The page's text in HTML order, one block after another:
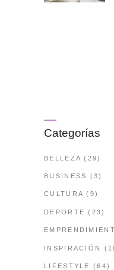
Categorías
BELLEZA (29)
BUSINESS (3)
CULTURA (9)
DEPORTE (23)
INSPIRACIÓN
LIFESTYLE (64)